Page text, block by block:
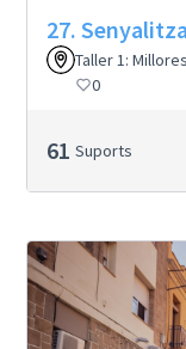
27.
Taller 1:
0
61 Suports